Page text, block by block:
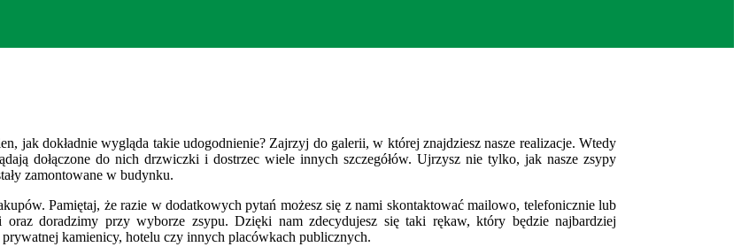
jak dokładnie wygląda takie udogodnienie? Zajrzyj do galerii, w której znajdziesz nasze realizacje. Wtedy
dołączone do nich drzwiczki i dostrzec wiele innych szczegółów. Ujrzysz nie tylko, jak nasze zsypy
zamontowane w budynku.
Pamiętaj, że razie w dodatkowych pytań możesz się z nami skontaktować mailowo, telefonicznie lub
doradzimy przy wyborze zsypu. Dzięki nam zdecydujesz się taki rękaw, który będzie najbardziej
kamienicy, hotelu czy innych placówkach publicznych.